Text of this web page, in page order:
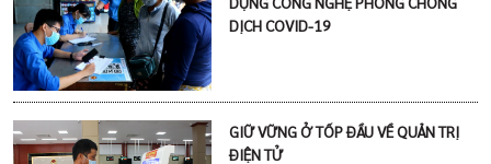
DỊCH COVID-19
GIỮ VỮNG Ở TỐP ĐẦU VỀ QUẢN TRỊ
ĐIỆN TỬ